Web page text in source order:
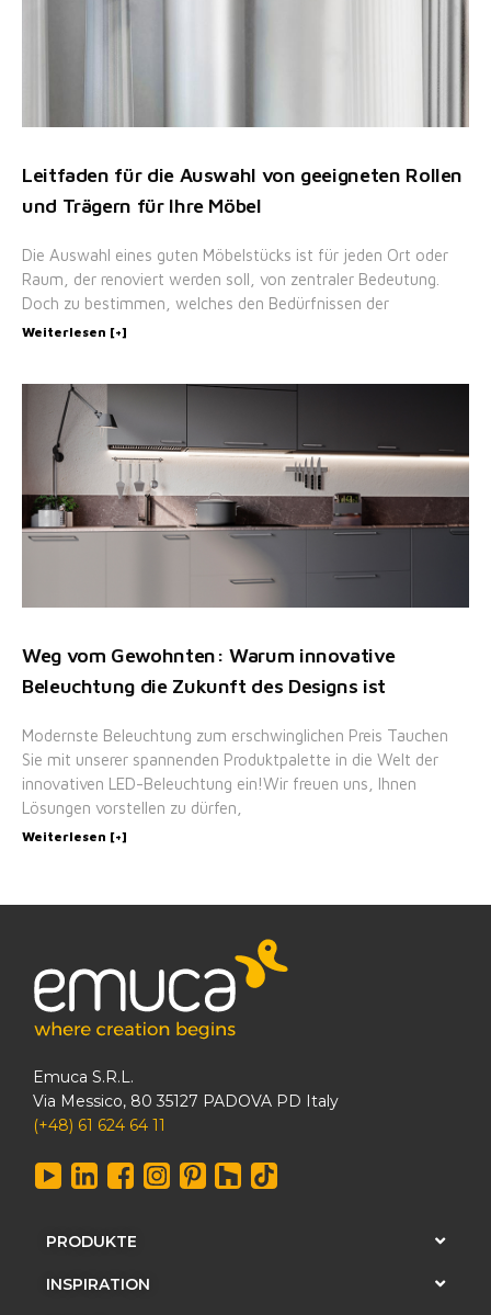
Leitfaden für die Auswahl von geeigneten Rollen
und Trägern für Ihre Möbel
Die Auswahl eines guten Möbelstücks ist für jeden Ort oder
Raum, der renoviert werden soll, von zentraler Bedeutung.
Doch zu bestimmen, welches den Bedürfnissen der
Weiterlesen [+]
Weg vom Gewohnten: Warum innovative
Beleuchtung die Zukunft des Designs ist
Modernste Beleuchtung zum erschwinglichen Preis Tauchen
Sie mit unserer spannenden Produktpalette in die Welt der
innovativen LED-Beleuchtung ein!Wir freuen uns, Ihnen
Lösungen vorstellen zu dürfen,
Weiterlesen [+]
Emuca S.R.L.
Via Messico, 80 35127 PADOVA PD Italy
(+48) 61 624 64 11
PRODUKTE
INSPIRATION